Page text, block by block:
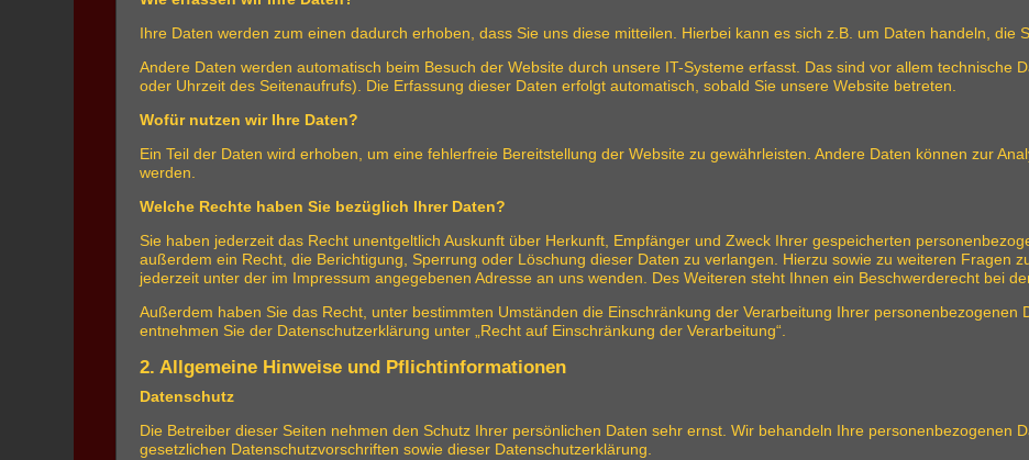
Ihre Daten werden zum einen dadurch erhoben, dass Sie uns diese mitteilen. Hierbei kann es sich z.B. um Daten handeln, die
Andere Daten werden automatisch beim Besuch der Website durch unsere IT-Systeme erfasst. Das sind vor allem technische
oder Uhrzeit des Seitenaufrufs). Die Erfassung dieser Daten erfolgt automatisch, sobald Sie unsere Website betreten.
Wofür nutzen wir Ihre Daten?
Ein Teil der Daten wird erhoben, um eine fehlerfreie Bereitstellung der Website zu gewährleisten. Andere Daten können zur
werden.
Welche Rechte haben Sie bezüglich Ihrer Daten?
Sie haben jederzeit das Recht unentgeltlich Auskunft über Herkunft, Empfänger und Zweck Ihrer gespeicherten
außerdem ein Recht, die Berichtigung, Sperrung oder Löschung dieser Daten zu verlangen. Hierzu sowie zu weiteren Fragen
jederzeit unter der im Impressum angegebenen Adresse an uns wenden. Des Weiteren steht Ihnen ein Beschwerderecht bei
Außerdem haben Sie das Recht, unter bestimmten Umständen die Einschränkung der Verarbeitung Ihrer personenbezogenen
entnehmen Sie der Datenschutzerklärung unter „Recht auf Einschränkung der Verarbeitung“.
2. Allgemeine Hinweise und Pflichtinformationen
Datenschutz
Die Betreiber dieser Seiten nehmen den Schutz Ihrer persönlichen Daten sehr ernst. Wir behandeln Ihre personenbezogenen
gesetzlichen Datenschutzvorschriften sowie dieser Datenschutzerklärung.